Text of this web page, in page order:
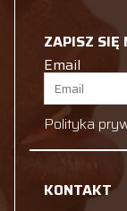
ZAPISZ SIĘ
Email
Polityka
KONTAKT